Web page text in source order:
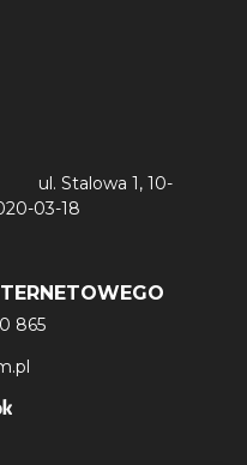
ul. Stalowa 1, 10-
03-18
865